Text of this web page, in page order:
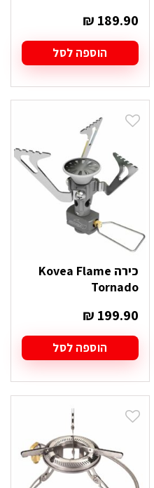
₪ 189.90
הוספה לסל
כירה Kovea Flame
Tornado
₪ 199.90
הוספה לסל